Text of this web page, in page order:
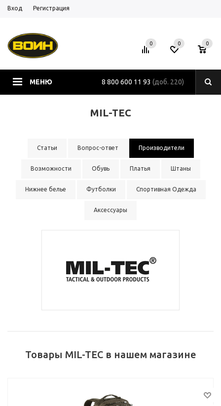
Вход Регистрация
МЕНЮ 8 800 600 11 93 (доб. 220)
0 0 0
MIL-TEC
Статьи Вопрос-ответ Производители
Возможности Обувь Платья Штаны
Нижнее белье Футболки Спортивная Одежда
Аксессуары
Товары MIL-TEC в нашем магазине